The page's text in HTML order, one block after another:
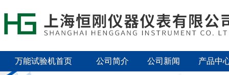
万能试验机首页 公司简介 公司新闻 产品中